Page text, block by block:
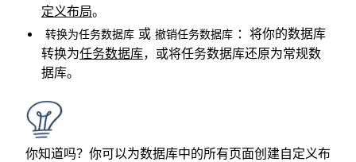
定义布局。
转换为任务数据库 或 撤销任务数据库 ：将你的数据库
转换为任务数据库，或将任务数据库还原为常规数
据库。
你知道吗？你可以为数据库中的所有页面创建自定义布